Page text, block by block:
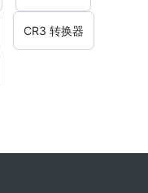
CR3 转换器